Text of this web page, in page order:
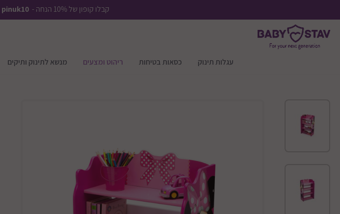
קבלו קופון של 10% הנחה - pinuk10
עגלות תינוק כסאות בטיחות ריהוט ומצעים מנשא לתינוק ותיקים